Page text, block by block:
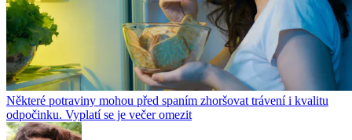
Některé potraviny mohou před spaním zhoršovat trávení i kvalitu
odpočinku. Vyplatí se je večer omezit